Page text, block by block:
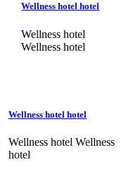
Wellness hotel hotel
Wellness hotel
Wellness hotel
Wellness hotel hotel
Wellness hotel Wellness
hotel